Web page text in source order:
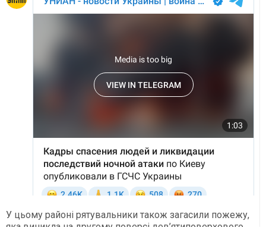
У цьому районі рятувальники також загасили пожежу,